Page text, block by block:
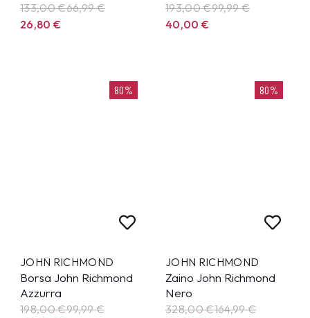
133,00 €66,99€
26,80€
193,00 €99,99€
40,00€
80%
JOHN RICHMOND
Borsa John Richmond
Azzurra
198,00 €99,99€
80%
JOHN RICHMOND
Zaino John Richmond
Nero
328,00 €164,99€